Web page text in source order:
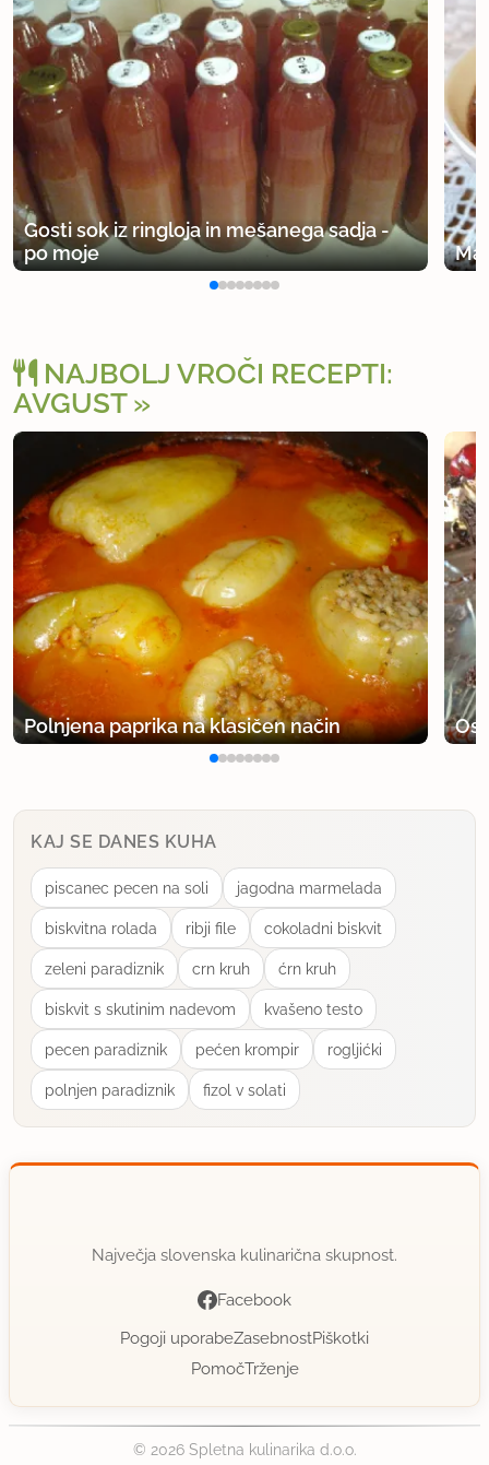
Gosti sok iz ringloja in mešanega sadja -
po moje
NAJBOLJ VROČI RECEPTI:
AVGUST
Polnjena paprika na klasičen način
KAJ SE DANES KUHA
piscanec pecen na soli jagodna marmelada
biskvitna rolada ribji file cokoladni biskvit
zeleni paradiznik crn kruh ćrn kruh
biskvit s skutinim nadevom kvašeno testo
pecen paradiznik pećen krompir rogljićki
polnjen paradiznik fizol v solati
Največja slovenska kulinarična skupnost.
Facebook
Pogoji uporabeZasebnostPiškotki
PomočTrženje
© 2026 Spletna kulinarika d.o.o.